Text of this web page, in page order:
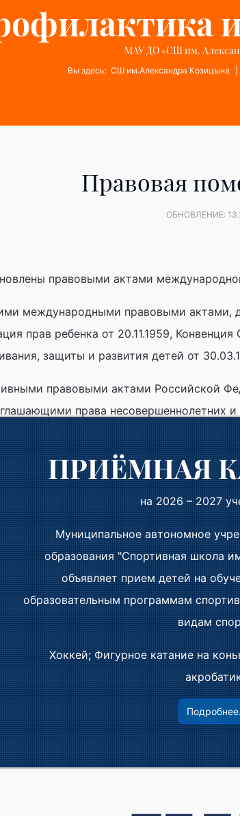
МАУ ДО «СШ им.
Вы здесь: СШ им.Александра Козицына
Правовая
ОБНОВЛЕНИЕ:
правовыми актами
международными правовыми актами,
прав ребенка от 20.11.1959,
защиты и развития детей от
правовыми актами Российской
права
Российской Федерации (далее –
(далее – СК РФ), Федеральный закон
детей-сирот и детей, оставшихся
гарантиях прав ребенка в
Федерации от 30.12.2001 № 197-ФЗ.
собой систему правил поведения,
поведения человека (= я могу). Права
документа
Формат: DOCX, Дата изменения: 2025-11-
ПРИЁМНАЯ
на 2026 – 2027
Муниципальное автономное
образования "Спортивная школа
объявляет прием детей на
образовательным программам
видам
Хоккей; Фигурное катание на